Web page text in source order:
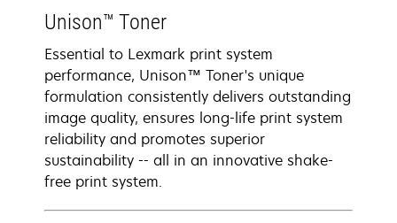
Unison™ Toner
Essential to Lexmark print system
performance, Unison™ Toner's unique
formulation consistently delivers outstanding
image quality, ensures long-life print system
reliability and promotes superior
sustainability -- all in an innovative shake-
free print system.